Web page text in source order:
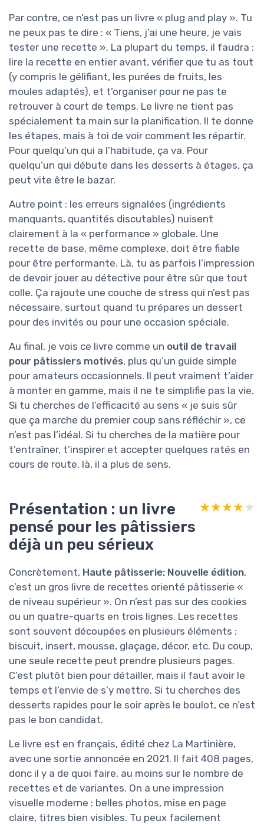
Par contre, ce n’est pas un livre « plug and play ». Tu
ne peux pas te dire : « Tiens, j’ai une heure, je vais
tester une recette ». La plupart du temps, il faudra :
lire la recette en entier avant, vérifier que tu as tout
(y compris le gélifiant, les purées de fruits, les
moules adaptés), et t’organiser pour ne pas te
retrouver à court de temps. Le livre ne tient pas
spécialement ta main sur la planification. Il te donne
les étapes, mais à toi de voir comment les répartir.
Pour quelqu’un qui a l’habitude, ça va. Pour
quelqu’un qui débute dans les desserts à étages, ça
peut vite être le bazar.
Autre point : les erreurs signalées (ingrédients
manquants, quantités discutables) nuisent
clairement à la « performance » globale. Une
recette de base, même complexe, doit être fiable
pour être performante. Là, tu as parfois l’impression
de devoir jouer au détective pour être sûr que tout
colle. Ça rajoute une couche de stress qui n’est pas
nécessaire, surtout quand tu prépares un dessert
pour des invités ou pour une occasion spéciale.
Au final, je vois ce livre comme un outil de travail
pour pâtissiers motivés, plus qu’un guide simple
pour amateurs occasionnels. Il peut vraiment t’aider
à monter en gamme, mais il ne te simplifie pas la vie.
Si tu cherches de l’efficacité au sens « je suis sûr
que ça marche du premier coup sans réfléchir », ce
n’est pas l’idéal. Si tu cherches de la matière pour
t’entraîner, t’inspirer et accepter quelques ratés en
cours de route, là, il a plus de sens.
Présentation : un livre
pensé pour les pâtissiers
déjà un peu sérieux
★★★★★
★★★★★
Concrètement, Haute pâtisserie: Nouvelle édition,
c’est un gros livre de recettes orienté pâtisserie «
de niveau supérieur ». On n’est pas sur des cookies
ou un quatre-quarts en trois lignes. Les recettes
sont souvent découpées en plusieurs éléments :
biscuit, insert, mousse, glaçage, décor, etc. Du coup,
une seule recette peut prendre plusieurs pages.
C’est plutôt bien pour détailler, mais il faut avoir le
temps et l’envie de s’y mettre. Si tu cherches des
desserts rapides pour le soir après le boulot, ce n’est
pas le bon candidat.
Le livre est en français, édité chez La Martinière,
avec une sortie annoncée en 2021. Il fait 408 pages,
donc il y a de quoi faire, au moins sur le nombre de
recettes et de variantes. On a une impression
visuelle moderne : belles photos, mise en page
claire, titres bien visibles. Tu peux facilement